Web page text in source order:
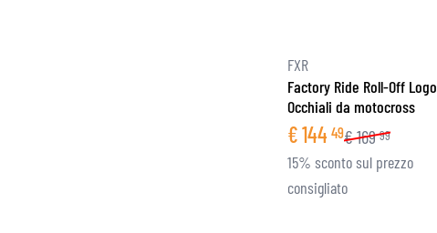
FXR
Factory Ride Roll-Off Logo
Occhiali da motocross
€144 49€169 99
15% sconto sul prezzo
consigliato